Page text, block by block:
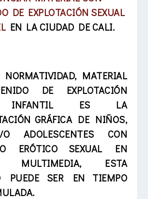
DE EXPLOTACIÓN SEXUAL
EN LA CIUDAD DE CALI.
MATERIAL
DE EXPLOTACIÓN
INFANTIL ES LA
GRÁFICA DE NIÑOS,
ADOLESCENTES CON
ERÓTICO SEXUAL EN
MULTIMEDIA, ESTA
PUEDE SER EN TIEMPO